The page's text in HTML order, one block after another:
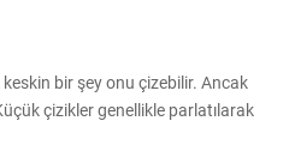
bir şey onu çizebilir. Ancak
çizikler genellikle parlatılarak